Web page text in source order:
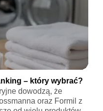
– który wybrać?
dowodzą, że
oraz Formil z